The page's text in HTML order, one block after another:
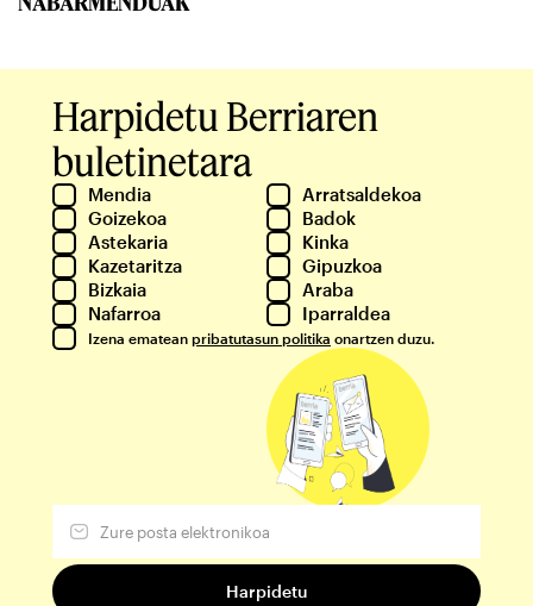
Harpidetu Berriaren
buletinetara
Mendia
Arratsaldekoa
Goizekoa
Badok
Astekaria
Kinka
Kazetaritza
Gipuzkoa
Bizkaia
Araba
Nafarroa
Iparraldea
Izena ematean pribatutasun politika onartzen duzu.